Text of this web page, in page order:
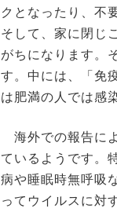
クとなったり、不
そして、家に閉じ
がちになります。
す。中には、「免
は肥満の人では感
海外での報告に
ているようです。
病や睡眠時無呼吸
ってウイルスに対